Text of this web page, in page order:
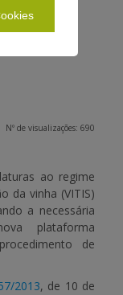
Nº de visualizações: 690
ao regime
da vinha (VITIS)
a necessária
plataforma
de
2013, de 10 de